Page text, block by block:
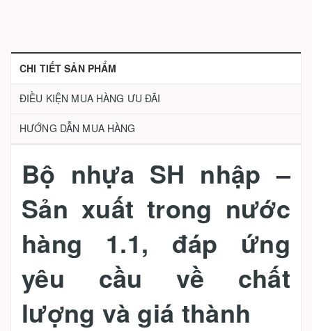
CHI TIẾT SẢN PHẨM
ĐIỀU KIỆN MUA HÀNG ƯU ĐÃI
HƯỚNG DẪN MUA HÀNG
Bộ nhựa SH nhập –
Sản xuất trong nước
hàng 1.1, đáp ứng
yêu cầu về chất
lượng và giá thành